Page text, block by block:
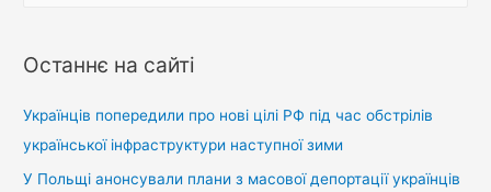
у
:
Останнє на сайті
Українців попередили про нові цілі РФ під час обстрілів
української інфраструктури наступної зими
У Польщі анонсували плани з масової депортації українців